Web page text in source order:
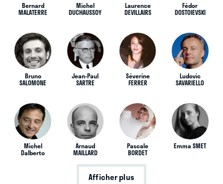
Bernard
MALATERRE
Michel
DUCHAUSSOY
Laurence
DEVILLAIRS
Fédor
DOSTOIEVSKI
Bruno
SALOMONE
Jean-Paul
SARTRE
Séverine
FERRER
Ludovic
SAVARIELLO
Michel
Dalberto
Arnaud
MAILLARD
Pascale
BORDET
Emma SMET
Afficher plus